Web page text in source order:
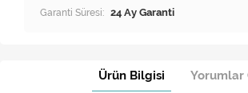
Garanti Süresi: 24 Ay Garanti
Ürün Bilgisi Yorumlar